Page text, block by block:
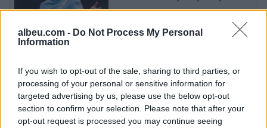
albeu.com - Do Not Process My Personal
Information
If you wish to opt-out of the sale, sharing to third parties, or
processing of your personal or sensitive information for
targeted advertising by us, please use the below opt-out
section to confirm your selection. Please note that after your
opt-out request is processed you may continue seeing
Rodri
nuk përputhen me rezultatin